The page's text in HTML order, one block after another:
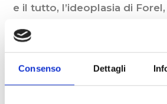
Consenso Dettagli
e il tutto, l’ideoplasia di
Il simbolo: i contributi di